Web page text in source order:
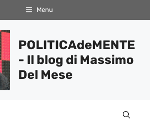
Menu
POLITICAdeMENTE
- Il blog di Massimo
Del Mese